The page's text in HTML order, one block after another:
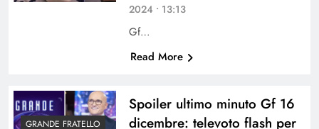
2024 • 13:13
Gf…
Read More
GRANDE FRATELLO
Spoiler ultimo minuto Gf 16
dicembre: televoto flash per